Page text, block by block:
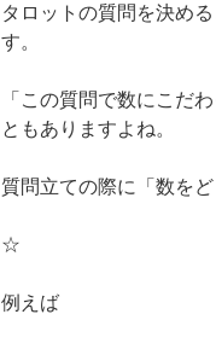
タロットの質問を決め
す。
「この質問で数にこだ
ともありますよね。
質問立ての際に「数を
☆
例えば